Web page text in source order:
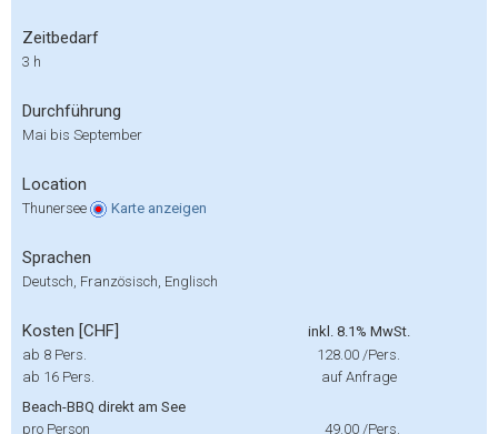
Zeitbedarf
3 h
Durchführung
Mai bis September
Location
Thunersee Karte anzeigen
Sprachen
Deutsch, Französisch, Englisch
Kosten [CHF]
inkl. 8.1% MwSt.
ab 8 Pers.
128.00 /Pers.
ab 16 Pers.
auf Anfrage
Beach-BBQ direkt am See
pro Person
49.00 /Pers.